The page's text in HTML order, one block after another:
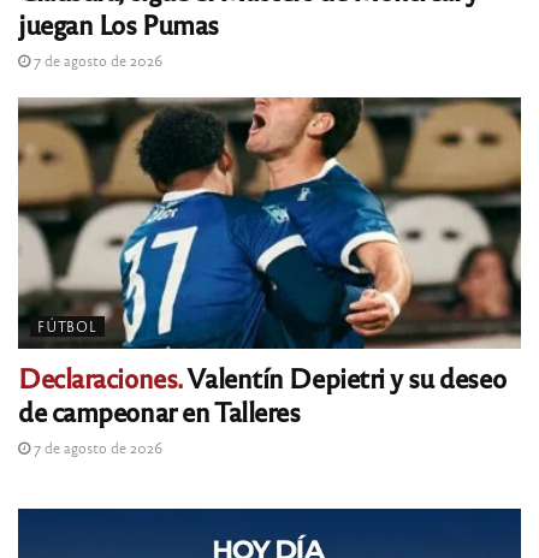
juegan Los Pumas
7 de agosto de 2026
FÚTBOL
Declaraciones.Valentín Depietri y su deseo
de campeonar en Talleres
7 de agosto de 2026